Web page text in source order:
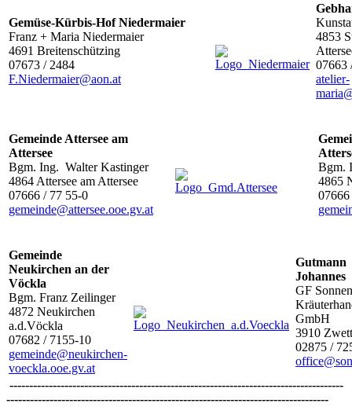
Gemüse-Kürbis-Hof Niedermaier
Franz + Maria Niedermaier
4691 Breitenschützing
07673 / 2484
F.Niedermaier@aon.at
4853
07663
atelier-
Gemeinde Attersee am
Attersee
Bgm. Ing. Walter Kastinger
4864 Attersee am Attersee
07666 / 77 55-0
gemeinde@attersee.ooe.gv.at
Bgm.
4865
Gemeinde
Neukirchen an der
Vöckla
Bgm. Franz Zeilinger
4872 Neukirchen
a.d.Vöckla
07682 / 7155-10
gemeinde@neukirchen-
voeckla.ooe.gv.at
Gutmann
Johannes
GF
GmbH
3910
02875 /
-------------------------------------------------------------------------------------
----------------------------------------------------------------------------------